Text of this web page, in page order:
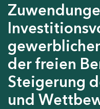
der freien
Steigerung
und